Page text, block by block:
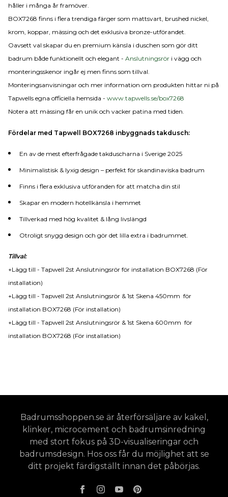
håller i många år framöver.
BOX7268 finns i flera trendiga färger som mattsvart, brushed nickel,
krom, koppar, mässing och det exklusiva bronze-utförandet.
Oavsett val skapar du en premium känsla i duschen som gör ditt
badrum både funktionellt och elegant - Anslutningsrör i vägg och
monteringsskenor ingår ej men finns som tillval.
Monteringsanvisningar och mer information om produkten hittar ni på
Tapwells egna officiella hemsida - www.tapwells.se/box7268
Notera att mässing får en unik och vacker patina med tiden.
Fördelar med Tapwell BOX7268 inbyggnads takdusch:
En av de mest efterfrågade takduscharna i Sverige 2025
Minimalistisk & lyxig design – perfekt för skandinaviska badrum
Finns i flera exklusiva utföranden för att matcha din stil
Skapar en modern hotellkänsla i hemmet
Tillverkad med hög kvalitet & lång livslängd
Otroligt snygg design och gör det lilla extra i badrummet.
Tillval:
+Lägg till - Tapwell 2st Anslutningsrör för installation BOX7268 (För
installation)
+Lägg till - Tapwell 2st Anslutningsrör & 1st Skena 450mm för
installation BOX7268 (För installation)
+Lägg till - Tapwell 2st Anslutningsrör & 1st Skena 600mm för
installation BOX7268 (För installation)
Badrumsshoppen.se är återförsäljare av kakel,
klinker, microcement och badrumsinredning
med stort fokus på 3D-visualiseringar och
badrumsdesign. Hos oss får du möjlighet att se
ditt projekt färdigställt innan det påbörjas.